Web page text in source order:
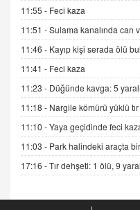
Gerçek Ne,
Cümlesinin
19.07.2025 12:45
GÖNÜL
Şifacının Yolu
04.11.2025 12:56
AV.
Kira
Arabulucuya
CAN
11:55 - Feci kaza
11:51 -Sulama kanalında can
11:46 - Kayıp kişi serada ölü
11:41 - Feci kaza
11:23 - Düğünde kavga: 5 yaralı
11:18 - Nargile kömürü yüklü
11:10 -Yaya geçidinde feci
11:03 - Park halindeki araçta
17:16 -Tır dehşeti: 1 ölü, 9